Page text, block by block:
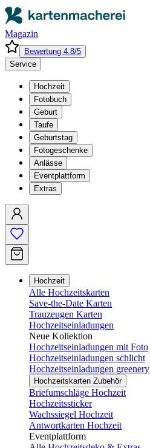
Magazin
Bewertung 4.8/5
Service
Hochzeit
Fotobuch
Geburt
Taufe
Geburtstag
Fotogeschenke
Anlässe
Eventplattform
Extras
Hochzeit
Alle Hochzeitskarten
Save-the-Date Karten
Trauzeugen Karten
Hochzeitseinladungen
Neue Kollektion
Hochzeitseinladungen mit Foto
Hochzeitseinladungen schlicht
Hochzeitseinladungen greenery
Hochzeitskarten Zubehör
Briefumschläge Hochzeit
Hochzeitssticker
Wachssiegel Hochzeit
Antwortkarten Hochzeit
Eventplattform